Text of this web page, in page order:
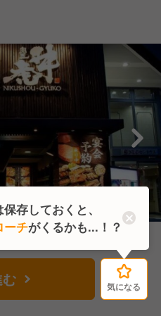
気になる
気になる
存しておくと、
ーチがくるかも...！？